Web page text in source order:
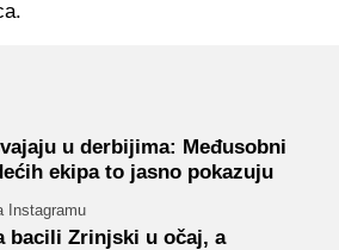
u derbijima: Međusobni
ekipa to jasno pokazuju
Instagramu
bacili Zrinjski u očaj, a